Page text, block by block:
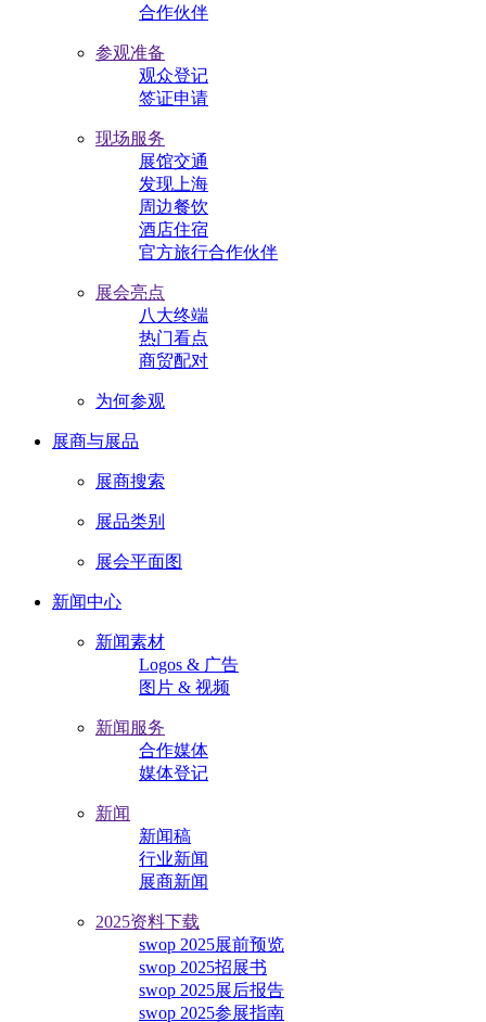
合作伙伴
参观准备
观众登记
签证申请
现场服务
展馆交通
发现上海
周边餐饮
酒店住宿
官方旅行合作伙伴
展会亮点
八大终端
热门看点
商贸配对
为何参观
展商与展品
展商搜索
展品类别
展会平面图
新闻中心
新闻素材
Logos & 广告
图片 & 视频
新闻服务
合作媒体
媒体登记
新闻
新闻稿
行业新闻
展商新闻
2025资料下载
swop 2025展前预览
swop 2025招展书
swop 2025展后报告
swop 2025参展指南